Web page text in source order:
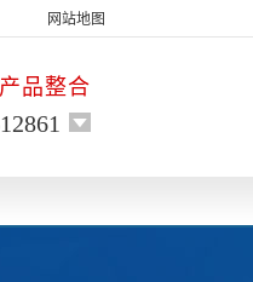
网站地图
品整合